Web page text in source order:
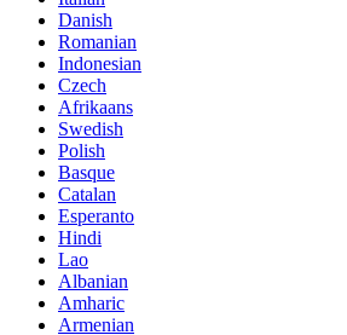
Danish
Romanian
Indonesian
Czech
Afrikaans
Swedish
Polish
Basque
Catalan
Esperanto
Hindi
Lao
Albanian
Amharic
Armenian